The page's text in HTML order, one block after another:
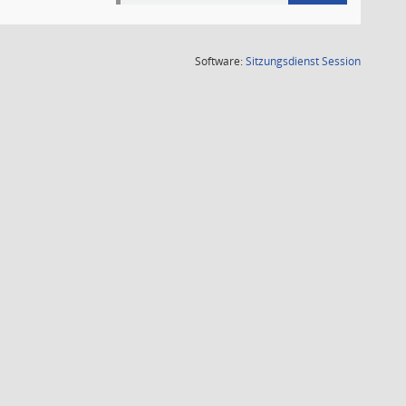
Software:SitzungsdienstSession(Wird in